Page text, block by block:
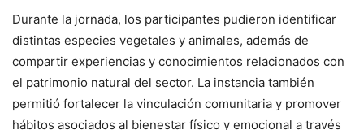
Durante la jornada, los participantes pudieron identificar
distintas especies vegetales y animales, además de
compartir experiencias y conocimientos relacionados con
el patrimonio natural del sector. La instancia también
permitió fortalecer la vinculación comunitaria y promover
hábitos asociados al bienestar físico y emocional a través